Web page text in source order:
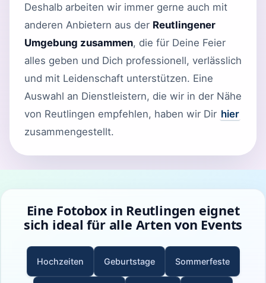
Deshalb arbeiten wir immer gerne auch mit
anderen Anbietern aus der Reutlingener
Umgebung zusammen, die für Deine Feier
alles geben und Dich professionell, verlässlich
und mit Leidenschaft unterstützen. Eine
Auswahl an Dienstleistern, die wir in der Nähe
von Reutlingen empfehlen, haben wir Dir hier
zusammengestellt.
Eine Fotobox in Reutlingen eignet
sich ideal für alle Arten von Events
Hochzeiten Geburtstage Sommerfeste